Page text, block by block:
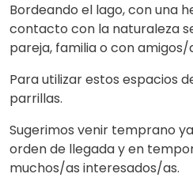
Bordeando el lago, con una
contacto con la naturaleza
pareja, familia o con amigos/
Para utilizar estos espacios
parrillas.
Sugerimos venir temprano
orden de llegada y en
muchos/as interesados/as.